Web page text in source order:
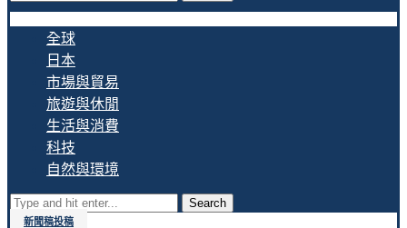
全球
日本
市場與貿易
旅遊與休閒
生活與消費
科技
自然與環境
Search
新聞稿投稿